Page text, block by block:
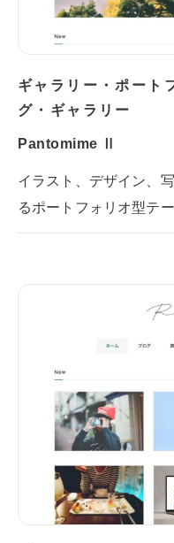
ギャラリー・ポート
グ・ギャラリー
Pantomime Ⅱ
イラスト、デザイン、
るポートフォリオ型テ